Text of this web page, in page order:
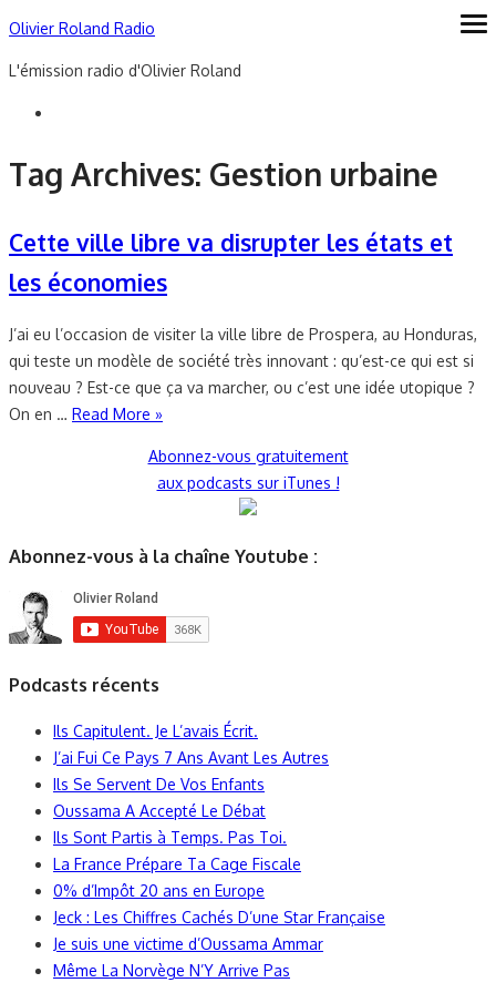
Skip
content
Olivier Roland Radio
L'émission radio d'Olivier Roland
Tag Archives: Gestion urbaine
Cette ville libre va disrupter les états et
les économies
J’ai eu l’occasion de visiter la ville libre de Prospera, au Honduras,
qui teste un modèle de société très innovant : qu’est-ce qui est si
nouveau ? Est-ce que ça va marcher, ou c’est une idée utopique ?
On en … Read More »
Abonnez-vous gratuitement
aux podcasts sur iTunes !
Abonnez-vous à la chaîne Youtube :
Podcasts récents
Ils Capitulent. Je L’avais Écrit.
J’ai Fui Ce Pays 7 Ans Avant Les Autres
Ils Se Servent De Vos Enfants
Oussama A Accepté Le Débat
Ils Sont Partis à Temps. Pas Toi.
La France Prépare Ta Cage Fiscale
0% d’Impôt 20 ans en Europe
Jeck : Les Chiffres Cachés D’une Star Française
Je suis une victime d’Oussama Ammar
Même La Norvège N’Y Arrive Pas